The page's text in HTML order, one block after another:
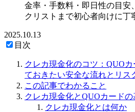
金率・手数料・即日性の目安
クリストまで初心者向けに丁
2025.10.13
目次
クレカ現金化のコツ：QUO
ておきたい安全な流れとリス
この記事でわかること
クレカ現金化とQUOカードの
クレカ現金化とは何か